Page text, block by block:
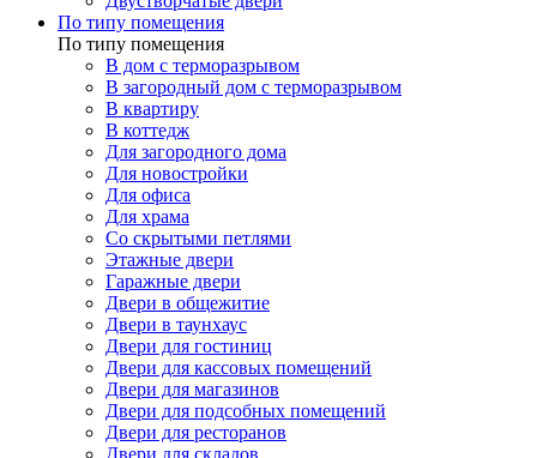
По типу помещения
По типу помещения
В дом с терморазрывом
В загородный дом с терморазрывом
В квартиру
В коттедж
Для загородного дома
Для новостройки
Для офиса
Для храма
Со скрытыми петлями
Этажные двери
Гаражные двери
Двери в общежитие
Двери в таунхаус
Двери для гостиниц
Двери для кассовых помещений
Двери для магазинов
Двери для подсобных помещений
Двери для ресторанов